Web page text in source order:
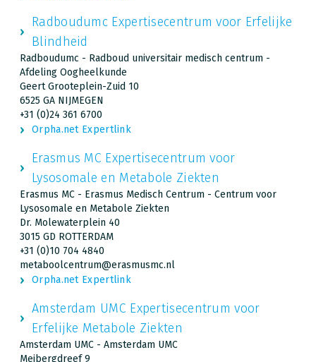
Radboudumc Expertisecentrum voor Erfelijke
Blindheid
Radboudumc - Radboud universitair medisch centrum -
Afdeling Oogheelkunde
Geert Grooteplein-Zuid 10
6525 GA NIJMEGEN
+31 (0)24 361 6700
Orpha.net Expertlink
Erasmus MC Expertisecentrum voor
Lysosomale en Metabole Ziekten
Erasmus MC - Erasmus Medisch Centrum - Centrum voor
Lysosomale en Metabole Ziekten
Dr. Molewaterplein 40
3015 GD ROTTERDAM
+31 (0)10 704 4840
metaboolcentrum@erasmusmc.nl
Orpha.net Expertlink
Amsterdam UMC Expertisecentrum voor
Erfelijke Metabole Ziekten
Amsterdam UMC - Amsterdam UMC
Meibergdreef 9